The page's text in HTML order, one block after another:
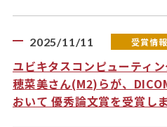
2025/11/11 受賞情報
ユビキタスコンピューティ
穂菜美さん(M2)らが、
おいて 優秀論文賞を受賞しま